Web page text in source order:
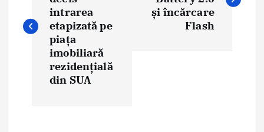
i
intrarea
etapizată pe
piața
imobiliară
rezidențială
din SUA
și încărcare
Flash